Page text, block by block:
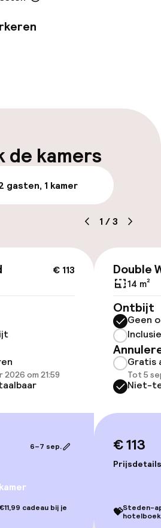
mogelijk
kamers beschikbaar
kamers beschikbaar
de kamers
gasten, 1 kamer
1 /3
€ 113
om 21:59
6–7 sep.
cadeau bij je
Double
14 m²
Ontbijt
Geen
Gratis
Tot 5
Niet-
€ 113
Prijsdetails
💝Steden-